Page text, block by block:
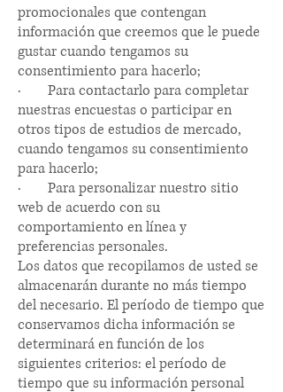
promocionales que contengan
información que creemos que le puede
gustar cuando tengamos su
consentimiento para hacerlo;
·
Para contactarlo para completar
nuestras encuestas o participar en
otros tipos de estudios de mercado,
cuando tengamos su consentimiento
para hacerlo;
·
Para personalizar nuestro sitio
web de acuerdo con su
comportamiento en línea y
preferencias personales.
Los datos que recopilamos de usted se
almacenarán durante no más tiempo
del necesario. El período de tiempo que
conservamos dicha información se
determinará en función de los
siguientes criterios: el período de
tiempo que su información personal